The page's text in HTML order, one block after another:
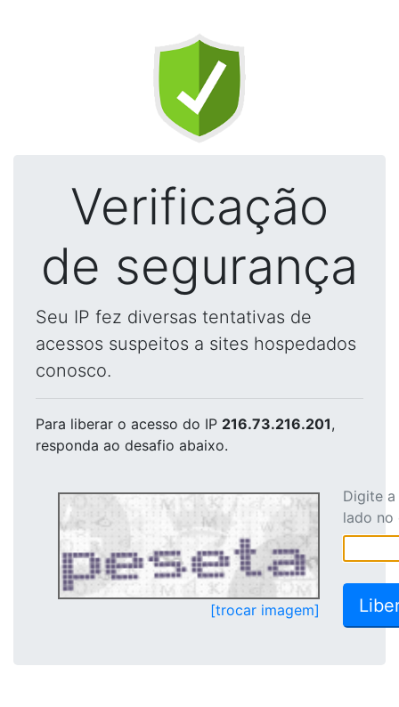
Verificação
de segurança
Seu IP fez diversas tentativas de
acessos suspeitos a sites hospedados
conosco.
Para liberar o acesso do IP 216.73.216.201,
responda ao desafio abaixo.
[trocar imagem]
Digite
lado no